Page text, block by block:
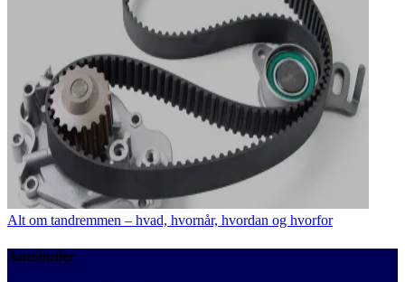
Alt om tandremmen – hvad, hvornår, hvordan og hvorfor
Autobutler